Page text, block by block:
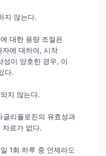
지 않는다.
대한 용량 조절은
자에 대하여, 시작
이 양호한 경우, 이
다.
지 않는다.
글리플로진의 유효성과
자료가 없다.
1회 하루 중 언제라도